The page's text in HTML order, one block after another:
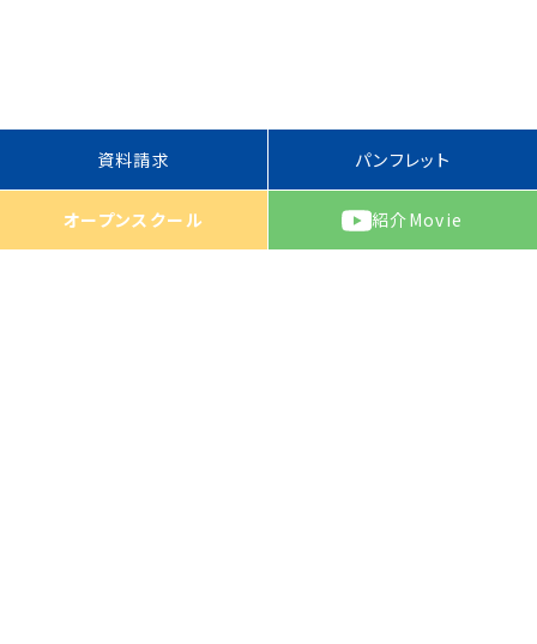
紹介Movie
資料請求 パンフレット
オープンスクール